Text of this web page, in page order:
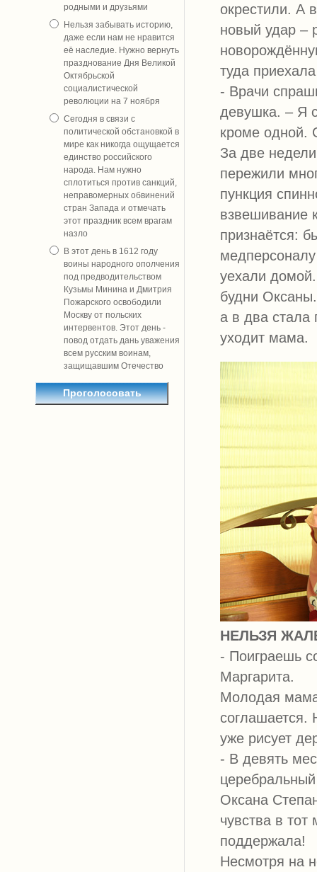
родными и друзьями
Нельзя забывать историю,
даже если нам не нравится
её наследие. Нужно вернуть
празднование Дня Великой
Октябрьской
социалистической
революции на 7 ноября
Сегодня в связи с
политической обстановкой в
мире как никогда ощущается
единство российского
народа. Нам нужно
сплотиться против санкций,
неправомерных обвинений
стран Запада и отмечать
этот праздник всем врагам
назло
В этот день в 1612 году
воины народного ополчения
под предводительством
Кузьмы Минина и Дмитрия
Пожарского освободили
Москву от польских
интервентов. Этот день -
повод отдать дань уважения
всем русским воинам,
защищавшим Отечество
окрестили. А
новый удар –
туда
- Врачи
девушка. – Я
кроме одной.
За две
пережили
пункция
взвешивание
признаётся:
уехали
будни
а в два стала
уходит мама.
НЕЛЬЗЯ
- Поиграешь
Маргарита.
Молодая мама
соглашается.
уже рисует
- В девять
Оксана
чувства в
поддержала!
Несмотря на